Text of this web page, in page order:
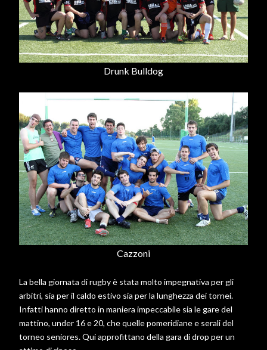
Drunk Bulldog
Cazzoni
La bella giornata di rugby è stata molto impegnativa per gli
arbitri, sia per il caldo estivo sia per la lunghezza dei tornei.
Infatti hanno diretto in maniera impeccabile sia le gare del
mattino, under 16 e 20, che quelle pomeridiane e serali del
torneo seniores. Qui approfittano della gara di drop per un